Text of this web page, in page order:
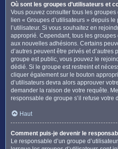
Où sont les groupes d’utilisateurs et
Vous pouvez consulter tous les
lien « Groupes d’utilisateurs » depuis
l’utilisateur. Si vous souhaitez en
approprié. Cependant, tous les groupes
aux nouvelles adhésions. Certains
d’autres peuvent être privés et
groupe est public, vous pouvez le
dédié. Si le groupe est restreint et
cliquer également sur le bouton
d’utilisateurs devra alors approuver
demander la raison de votre requête.
responsable de groupe s’il refuse votre
Haut
Comment puis-je devenir le
Le responsable d’un groupe